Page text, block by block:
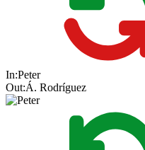
In:Peter
Out:Á. Rodríguez